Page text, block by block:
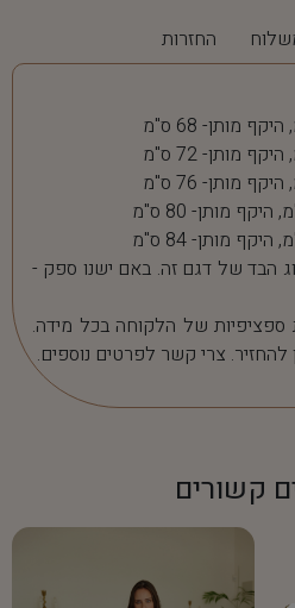
החזרות
הבד של דגם זה. באם ישנו ספק -
ספציפיות של הלקוחה בכל מידה.
להחזיר. צרי קשר לפרטים נוספים.
קשורים